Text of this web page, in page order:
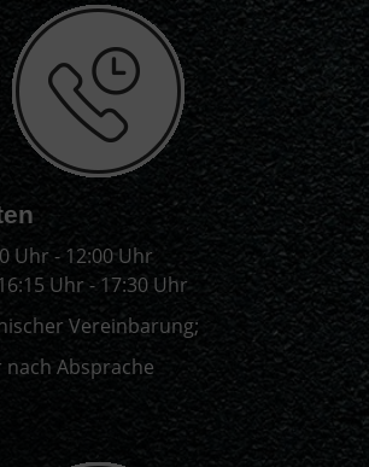
Uhr - 12:00 Uhr
Uhr - 17:30 Uhr
Vereinbarung;
Absprache